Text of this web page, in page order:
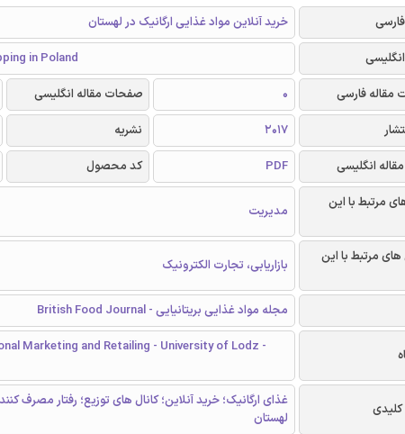
خرید آنلاین مواد غذایی ارگانیک در لهستان
in Poland
مقاله فارسی
0 صفحات مقاله انگلیسی
2017 نشریه
انگلیسی
PDF کد محصول
مرتبط با این
مدیریت
مرتبط با این
بازاریابی، تجارت الکترونیک
مجله مواد غذایی بریتانیایی - British Food Journal
Marketing and Retailing - University of Lodz -
غذای ارگانیک؛ خرید آنلاین؛ کانال های توزیع؛ رفتار مصرف
لهستان